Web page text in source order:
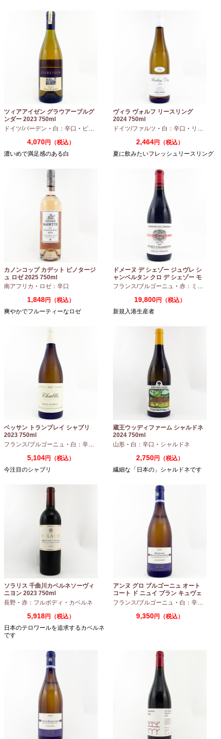
ツィアアイゼン グラウアーブルグ
ンダー 2023 750ml
ドイツ/バーデン ・ 白：辛口 ・ ピノグリ
4,070円（税込）
濃いめで満足感のある白
ヴィラ ヴォルフ リースリング
2024 750ml
ドイツ/ファルツ ・ 白：辛口 ・ リースリング
2,464円（税込）
夏に飲みたいフレッシュリースリング
カノンコップ カデット ピノタージ
ュ ロゼ 2025 750ml
南アフリカ ・ ロゼ：辛口
1,848円（税込）
爽やかでフルーティーなロゼ
ドメーヌ デ シェゾー ジュヴレ シ
ャンベルタン クロ デ シェゾー モ
ノポール 2023 750ml
フランス/ブルゴーニュ ・ 赤：ミディアムボディ
19,800円（税込）
新規入港生産者
ベッサン トランブレイ シャブリ
2023 750ml
フランス/ブルゴーニュ ・ 白：辛口 シャルドネ
5,104円（税込）
今注目のシャブリ
蔵王ウッディファーム シャルドネ
2024 750ml
山形 ・ 白：辛口 ・ シャルドネ
2,750円（税込）
繊細な「日本の」シャルドネです
ソラリス 千曲川カベルネソーヴィ
ニヨン 2023 750ml
長野 ・ 赤：フルボディ ・ カベルネ
5,918円（税込）
日本のテロワールを追求するカベルネ
です
アンヌ グロ ブルゴーニュ オート
コート ド ニュイ ブラン キュヴェ
マリーヌ 2024 750ml
フランス/ブルゴーニュ ・ 白：辛口
9,350円（税込）